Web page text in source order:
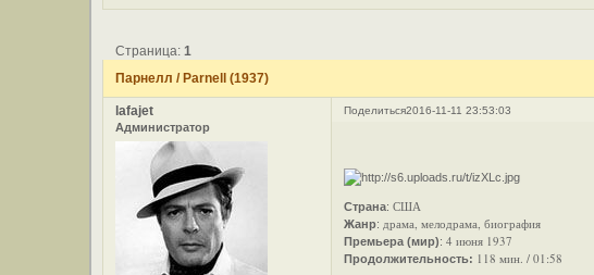
Парнелл / Parnell (1937)
Страница:1
Поделиться2016-11-11 23:53:03
lafajet
Администратор
Страна:США
Жанр: драма, мелодрама, биография
Премьера (мир):4 июня 1937
Продолжительность: 118 мин. / 01:58